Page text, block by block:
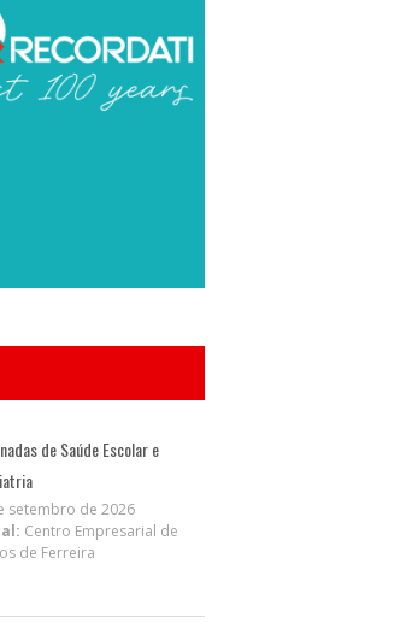
de Saúde Escolar e
setembro de 2026
Centro Empresarial de
de Ferreira